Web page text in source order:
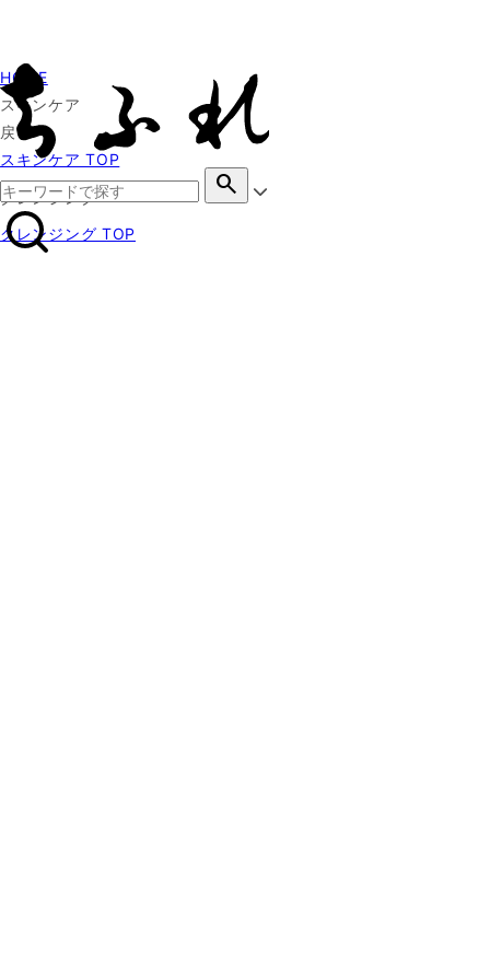
search
HOME
スキンケア
戻る
スキンケア TOP
クレンジング
クレンジング TOP